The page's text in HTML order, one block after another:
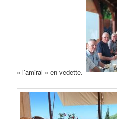
« l’amiral » en vedette.